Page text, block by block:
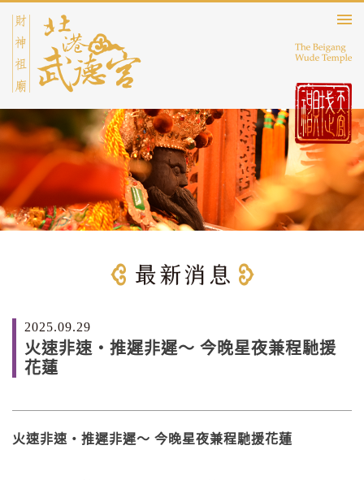
2025.09.29
火速非速・推遲非遲～ 今晚星夜兼程馳援
花蓮
火速非速・推遲非遲～ 今晚星夜兼程馳援花蓮